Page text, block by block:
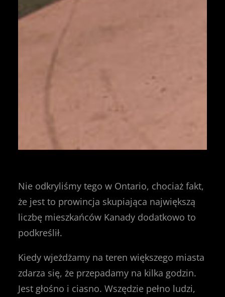
Nie odkryliśmy tego w Ontario, chociaż fakt,
że jest to prowincja skupiająca największą
liczbę mieszkańców Kanady dodatkowo to
podkreślił.
Kiedy wjeżdżamy na teren większego miasta
zdarza się, że przepadamy na kilka godzin.
Jest głośno i ciasno. Wszędzie pełno ludzi,